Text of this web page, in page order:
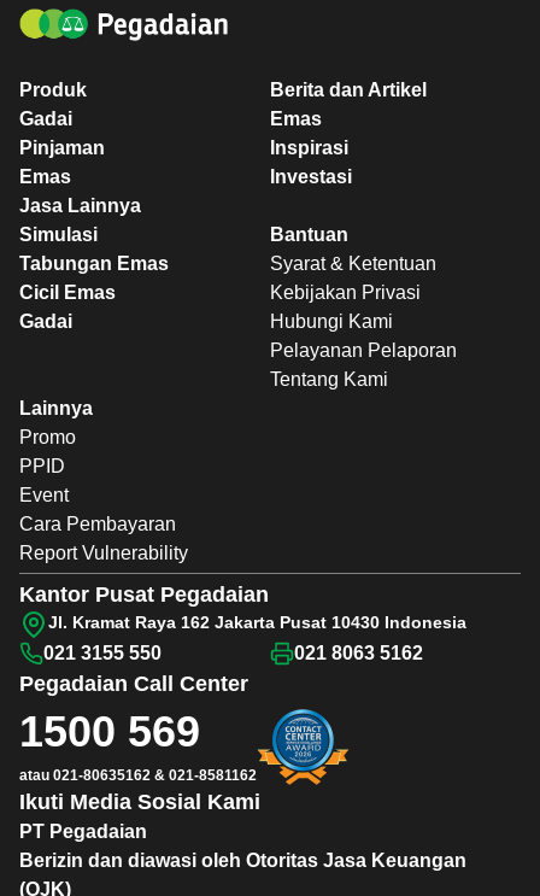
Produk
Gadai
Pinjaman
Emas
Jasa Lainnya
Berita dan Artikel
Emas
Inspirasi
Investasi
Simulasi
Tabungan Emas
Cicil Emas
Gadai
Bantuan
Syarat & Ketentuan
Kebijakan Privasi
Hubungi Kami
Pelayanan Pelaporan
Tentang Kami
Lainnya
Promo
PPID
Event
Cara Pembayaran
Report Vulnerability
PT Pegadaian
Berizin dan diawasi oleh Otoritas Jasa Keuangan
(OJK)
Ikuti Media Sosial Kami
Pegadaian Call Center
1500 569
atau 021-80635162 & 021-8581162
Kantor Pusat Pegadaian
Jl. Kramat Raya 162 Jakarta Pusat 10430 Indonesia
021 3155 550 021 8063 5162